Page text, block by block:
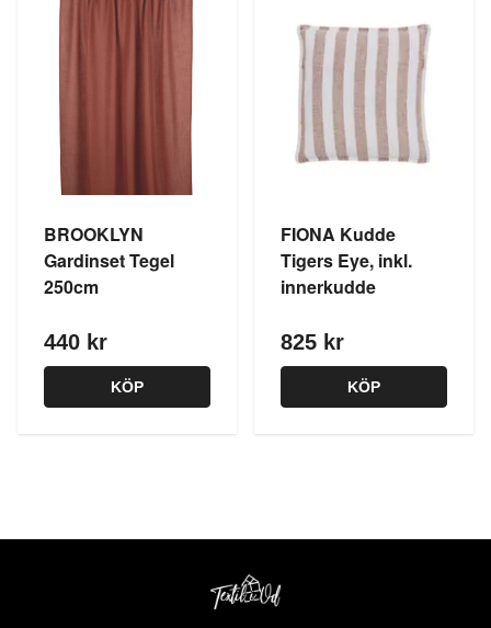
BROOKLYN
Gardinset Tegel
250cm
440 kr
KÖP
FIONA Kudde
Tigers Eye, inkl.
innerkudde
825 kr
KÖP